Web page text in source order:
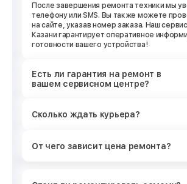
После завершения ремонта техники мы
телефону или SMS. Вы также можете
на сайте, указав номер заказа. Наш
Казани гарантирует оперативное
готовности вашего устройства!
Есть ли гарантия на ремонт в
вашем сервисном центре?
Сколько ждать курьера?
От чего зависит цена ремонта?